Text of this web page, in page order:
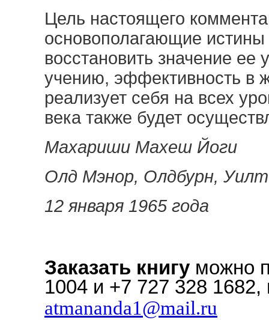
Цель настоящего
основополагающие
восстановить значение ее
учению, эффективность в
реализует себя на всех
века также будет
Махариши Махеш Йоги
Олд Мэнор, Олдбурн,
12 января 1965 года
Заказать книгу можно
1004 и +7 727 328
atmananda1@mail.ru